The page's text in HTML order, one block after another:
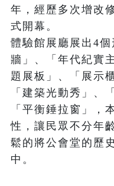
年，經歷多次增改
式開幕。
體驗館展廳展出4
牆」、「年代紀實
題展板」、「展示
「建築光動秀」、
「平衡錘拉窗」，
性，讓民眾不分年
鬆的將公會堂的歷
中。